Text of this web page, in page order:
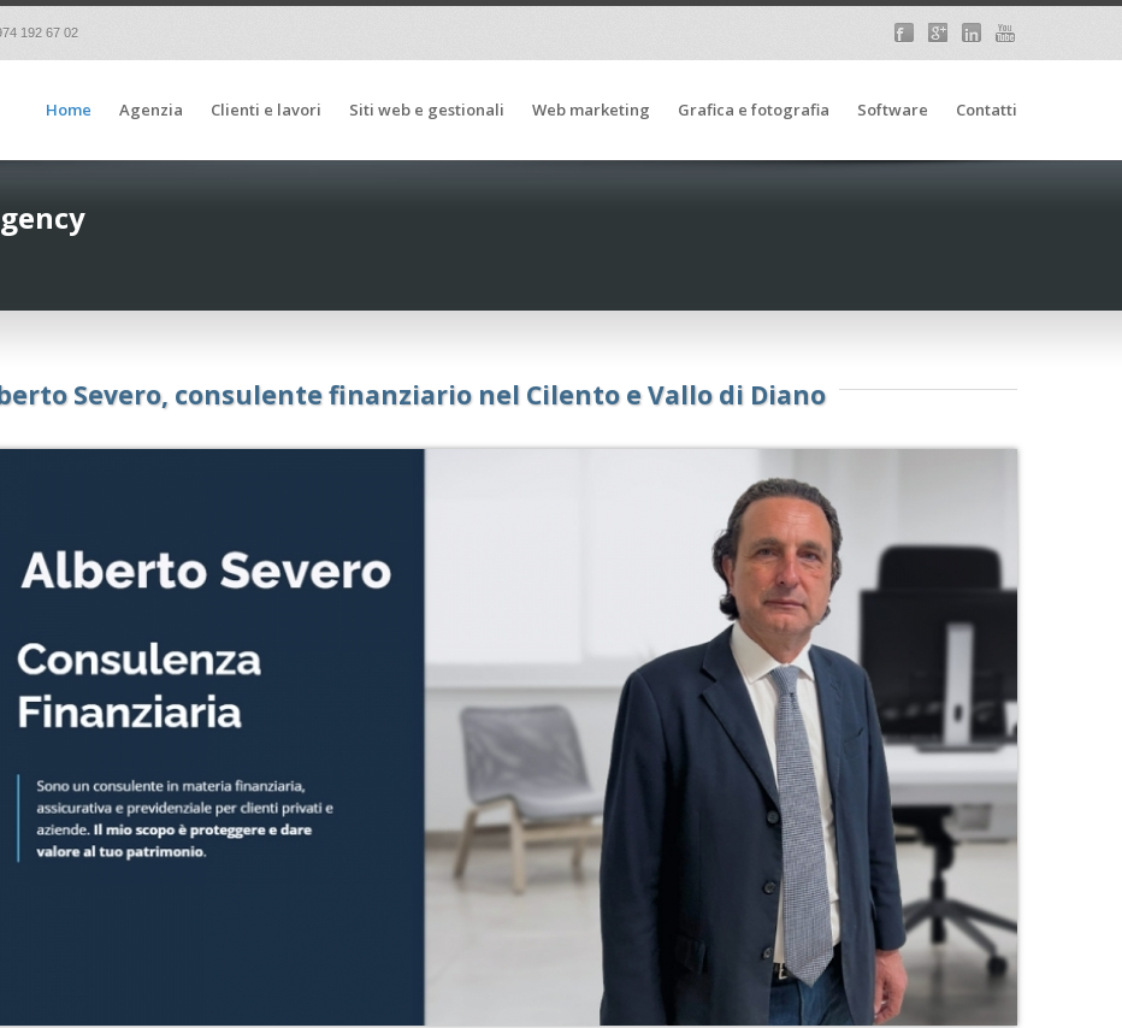
192 67 02
Home Agenzia Clienti e lavori Siti web e gestionali Web marketing Grafica e fotografia Software Contatti
Severo, consulente finanziario nel Cilento e Vallo di Diano